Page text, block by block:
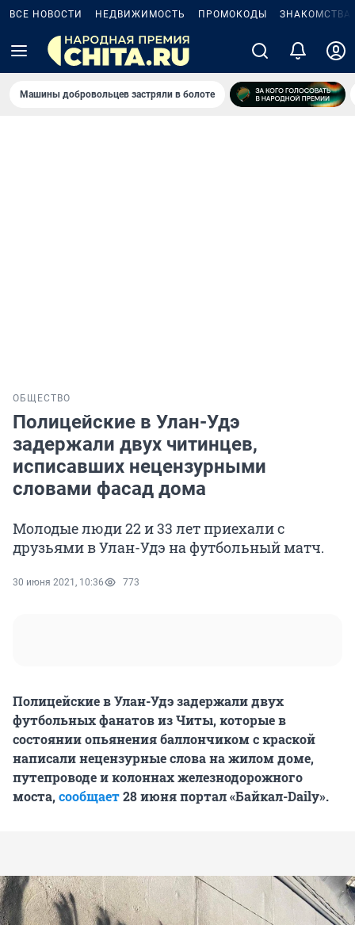
ВСЕ НОВОСТИ НЕДВИЖИМОСТЬ ПРОМОКОДЫ ЗНАКОМСТВА
Машины добровольцев застряли в болоте
ОБЩЕСТВО
Полицейские в Улан-Удэ
задержали двух читинцев,
исписавших нецензурными
словами фасад дома
Молодые люди 22 и 33 лет приехали с
друзьями в Улан-Удэ на футбольный матч.
30 июня 2021, 10:36 773
Полицейские в Улан-Удэ задержали двух
футбольных фанатов из Читы, которые в
состоянии опьянения баллончиком с краской
написали нецензурные слова на жилом доме,
путепроводе и колоннах железнодорожного
моста,сообщает28 июня портал «Байкал-Daily».